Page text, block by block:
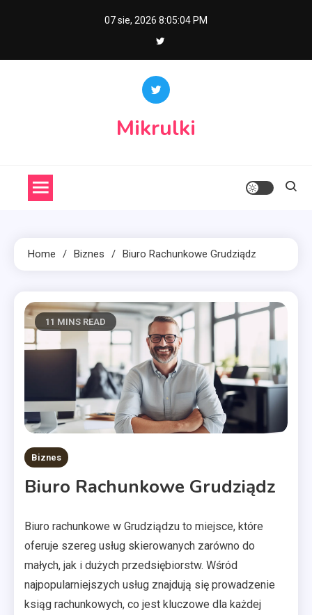
07 sie, 2026 8:05:05 PM
Mikrulki
Home Biznes Biuro Rachunkowe Grudziądz
11 MINS READ
Biznes
Biuro Rachunkowe Grudziądz
Biuro rachunkowe w Grudziądzu to miejsce, które
oferuje szereg usług skierowanych zarówno do
małych, jak i dużych przedsiębiorstw. Wśród
najpopularniejszych usług znajdują się prowadzenie
ksiąg rachunkowych, co jest kluczowe dla każdej